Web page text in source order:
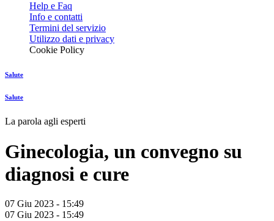
Help e Faq
Info e contatti
Termini del servizio
Utilizzo dati e privacy
Cookie Policy
Salute
Salute
La parola agli esperti
Ginecologia, un convegno su
diagnosi e cure
07 Giu 2023 - 15:49
07 Giu 2023 - 15:49